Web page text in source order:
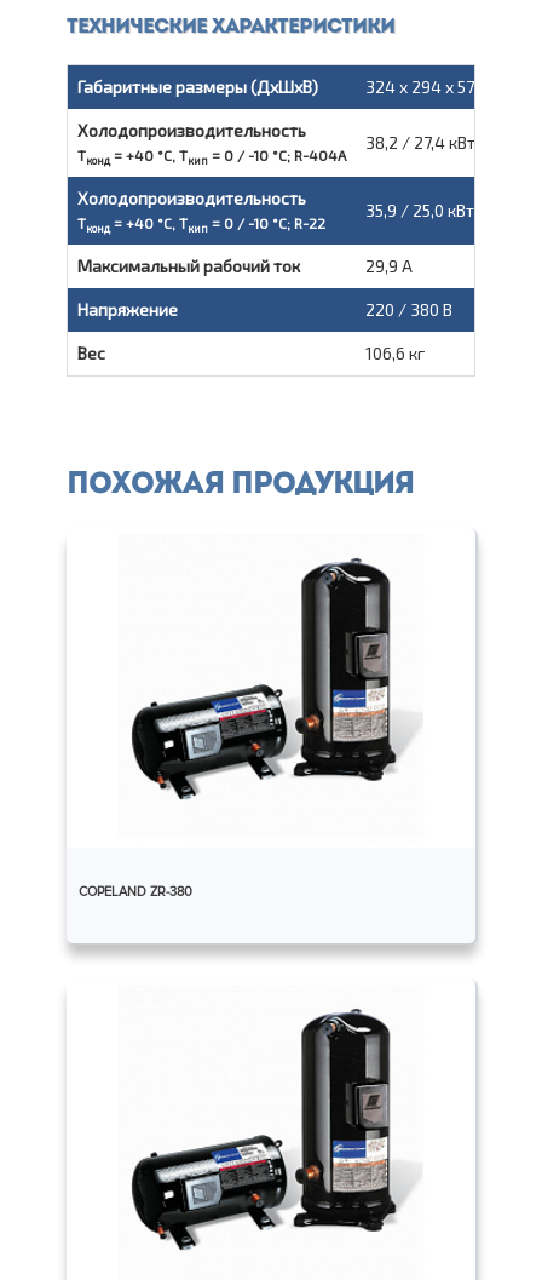
Технические характеристики
Габаритные размеры (ДxШxВ) 324 x 294 x 579 мм
Холодопроизводительность
Tконд = +40 °С, Tкип = 0 / -10 °С; R-404A
38,2 / 27,4 кВт
Холодопроизводительность
Tконд = +40 °С, Tкип = 0 / -10 °С; R-22
35,9 / 25,0 кВт
Максимальный рабочий ток 29,9 А
Напряжение 220 / 380 В
Вес 106,6 кг
Похожая продукция
COPELAND ZR-380